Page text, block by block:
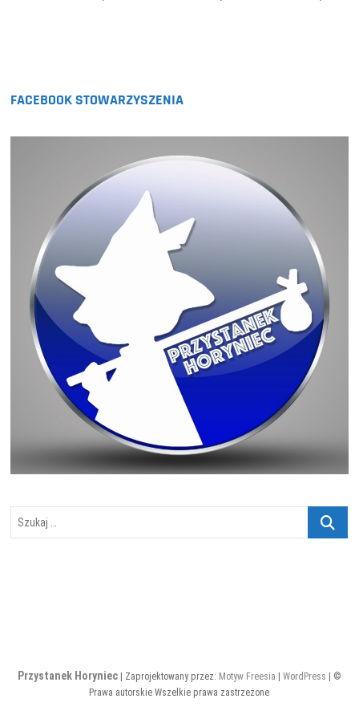
FACEBOOK STOWARZYSZENIA
Szukaj
Przystanek Horyniec | Zaprojektowany przez: Motyw Freesia |WordPress
| ©
Prawa autorskie Wszelkie prawa zastrzeżone